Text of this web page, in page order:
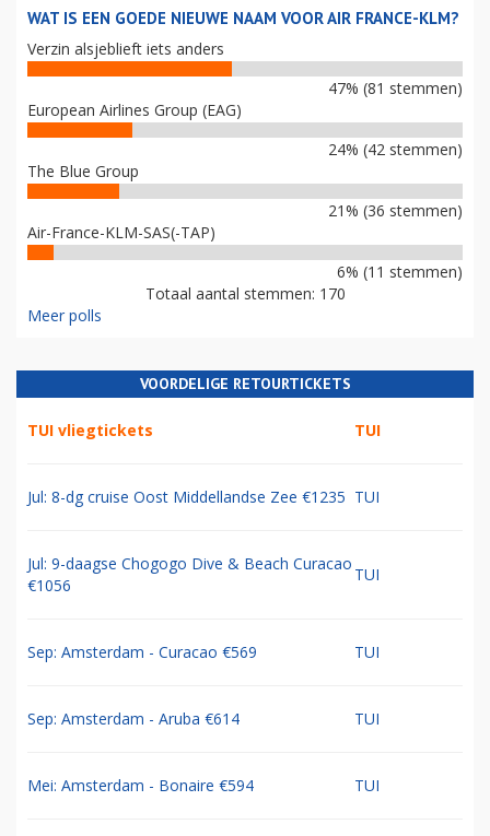
WAT IS EEN GOEDE NIEUWE NAAM VOOR AIR FRANCE-KLM?
Verzin alsjeblieft iets anders
47% (81 stemmen)
European Airlines Group (EAG)
24% (42 stemmen)
The Blue Group
21% (36 stemmen)
Air-France-KLM-SAS(-TAP)
6% (11 stemmen)
Totaal aantal stemmen: 170
Meer polls
VOORDELIGE RETOURTICKETS
TUI vliegtickets TUI
Jul: 8-dg cruise Oost Middellandse Zee €1235 TUI
Jul: 9-daagse Chogogo Dive & Beach Curacao
€1056
TUI
Sep: Amsterdam - Curacao €569 TUI
Sep: Amsterdam - Aruba €614 TUI
Mei: Amsterdam - Bonaire €594 TUI